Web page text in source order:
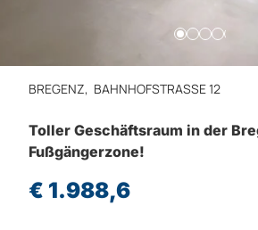
BREGENZ, BAHNHOFSTRASSE 12
Toller Geschäftsraum in der
Fußgängerzone!
€ 1.988,6